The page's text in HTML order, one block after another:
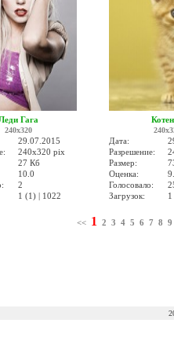
Гага
240x320
29.07.2015
240x320 pix
27 Кб
10.0
2
1 (1) | 1022
Дата:
Разрешение:
Размер:
Оценка:
Голосовало:
Загрузок:
<< 1 2 3 4 5 6 7 8 9